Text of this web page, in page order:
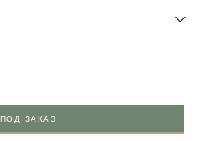
ПОД ЗАКАЗ